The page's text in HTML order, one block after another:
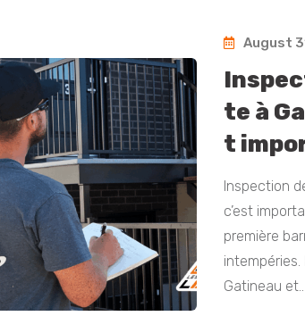
August
te à
t
Inspection
c’est
première
Gatineau et…